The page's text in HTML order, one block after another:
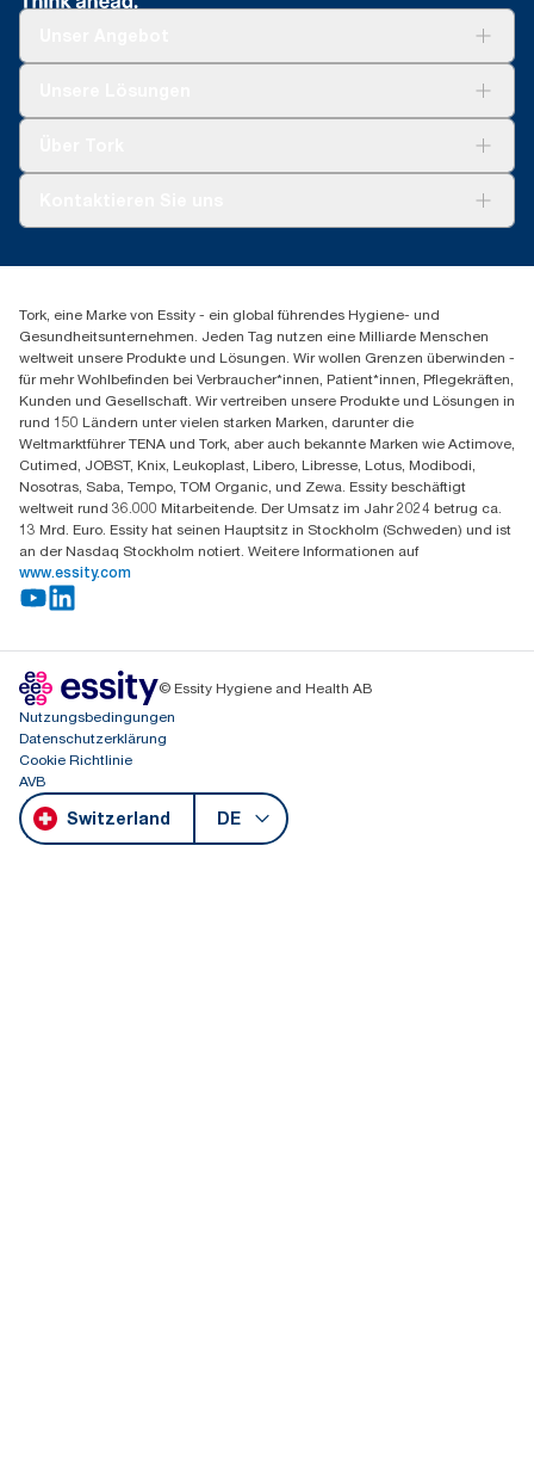
Spenderreklamation
+41 (0)848/810152
Essity Switzerland AG
Parkstraße 1b
6214 Schenkon
Mo-Do 8:00-16:30 | Fr 8:00-15:00
GLN: 7609999000928
Tork, eine Marke von Essity - ein global führendes Hygiene- und
Gesundheitsunternehmen. Jeden Tag nutzen eine Milliarde Menschen
weltweit unsere Produkte und Lösungen. Wir wollen Grenzen überwinden -
für mehr Wohlbefinden bei Verbraucher*innen, Patient*innen, Pflegekräften,
Kunden und Gesellschaft. Wir vertreiben unsere Produkte und Lösungen in
rund 150 Ländern unter vielen starken Marken, darunter die
Weltmarktführer TENA und Tork, aber auch bekannte Marken wie Actimove,
Cutimed, JOBST, Knix, Leukoplast, Libero, Libresse, Lotus, Modibodi,
Nosotras, Saba, Tempo, TOM Organic, und Zewa. Essity beschäftigt
weltweit rund 36.000 Mitarbeitende. Der Umsatz im Jahr 2024 betrug ca.
13 Mrd. Euro. Essity hat seinen Hauptsitz in Stockholm (Schweden) und ist
an der Nasdaq Stockholm notiert. Weitere Informationen auf
www.essity.com
© Essity Hygiene and Health AB
Nutzungsbedingungen
Datenschutzerklärung
Cookie Richtlinie
AVB
Switzerland DE